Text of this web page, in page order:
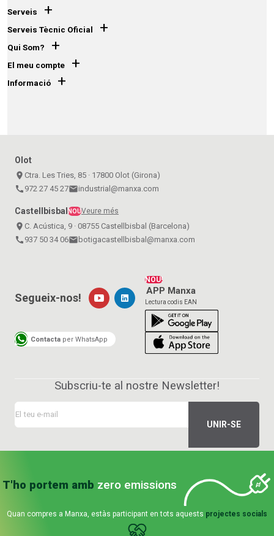
Serveis +
Serveis Tècnic Oficial +
Qui Som? +
El meu compte +
Informació +
Olot
place Ctra. Les Tries, 85 · 17800 Olot (Girona)
call 972 27 45 27emailindustrial@manxa.com
CastellbisbalNOUVeure més
place C. Acústica, 9 · 08755 Castellbisbal (Barcelona)
call 937 50 34 06emailbotigacastellbisbal@manxa.com
NOU!
APP Manxa
Lectura codis EAN
Segueix-nos!
Contacta per WhatsApp
Subscriu-te al nostre Newsletter!
T'ho portem amb zero emissions
Quan compres a Manxa, estàs participant en tots aquests projectes socials